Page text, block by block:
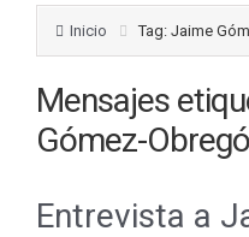
Inicio Tag: Jaime
Mensajes
Gómez-
Entrevista a